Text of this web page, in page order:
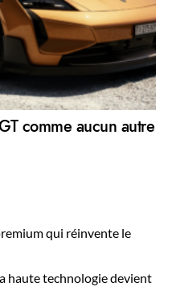
comme aucun autre
qui réinvente le
haute technologie devient